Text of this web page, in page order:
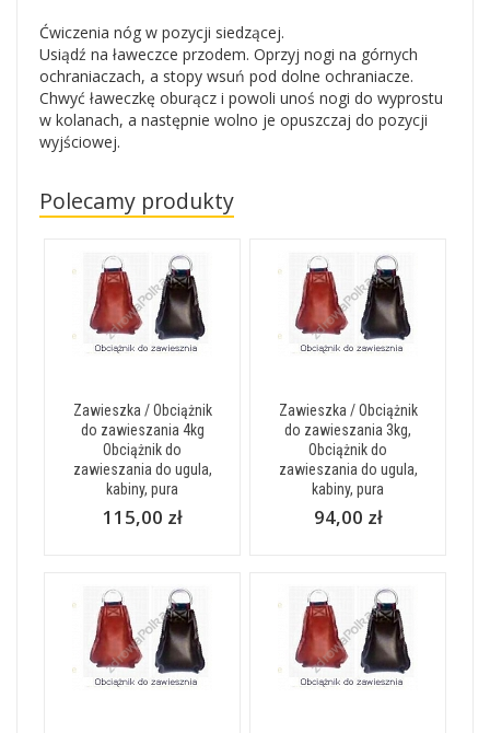
Ćwiczenia nóg w pozycji siedzącej.
Usiądź na ławeczce przodem. Oprzyj nogi na górnych
ochraniaczach, a stopy wsuń pod dolne ochraniacze.
Chwyć ławeczkę oburącz i powoli unoś nogi do wyprostu
w kolanach, a następnie wolno je opuszczaj do pozycji
wyjściowej.
Polecamy produkty
Zawieszka / Obciążnik
do zawieszania 4kg
Obciążnik do
zawieszania do ugula,
kabiny, pura
115,00 zł
Zawieszka / Obciążnik
do zawieszania 3kg,
Obciążnik do
zawieszania do ugula,
kabiny, pura
94,00 zł